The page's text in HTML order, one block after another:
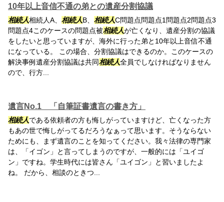
10年以上音信不通の弟との遺産分割協議
相続人相続人A、 相続人B、 相続人C問題点問題点1問題点2問題点3
問題点4このケースの問題点被相続人が亡くなり、遺産分割の協議
をしたいと思っていますが、海外に行った弟と10年以上音信不通
になっている。 この場合、分割協議はできるのか。このケースの
解決事例遺産分割協議は共同相続人全員でしなければなりません
ので、行方...
遺言No.1 「自筆証書遺言の書き方」
相続人である依頼者の方も悔しがっていますけど、亡くなった方
もあの世で悔しがってるだろうなぁって思います。そうならない
ためにも、まず遺言のことを知ってください。我々法律の専門家
は、「イゴン」と言ってしまうのですが、一般的には「ユイゴ
ン」ですね。学生時代には皆さん「ユイゴン」と習いましたよ
ね。 だから、相談のときつ...